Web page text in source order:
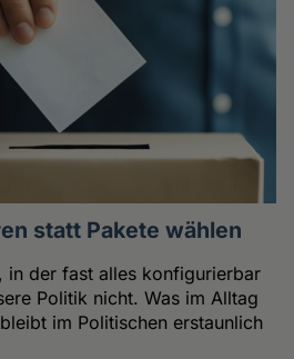
statt Pakete wählen
in der fast alles konfigurierbar
Politik nicht. Was im Alltag
im Politischen erstaunlich